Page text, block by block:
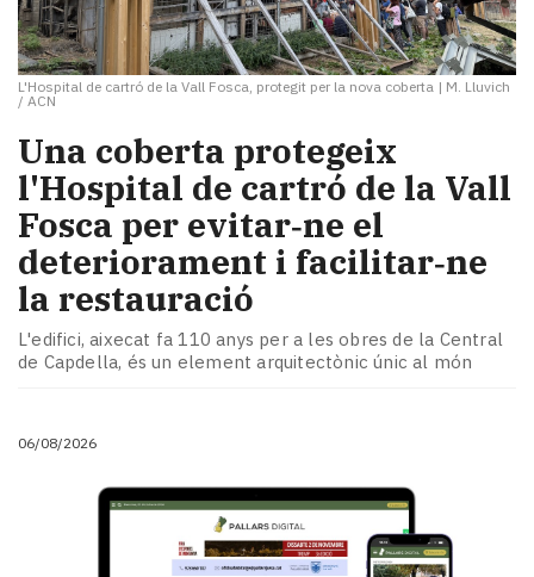
L'Hospital de cartró de la Vall Fosca, protegit per la nova coberta | M. Lluvich
/ ACN
Una coberta protegeix
l'Hospital de cartró de la Vall
Fosca per evitar‑ne el
deteriorament i facilitar‑ne
la restauració
L'edifici, aixecat fa 110 anys per a les obres de la Central
de Capdella, és un element arquitectònic únic al món
06/08/2026